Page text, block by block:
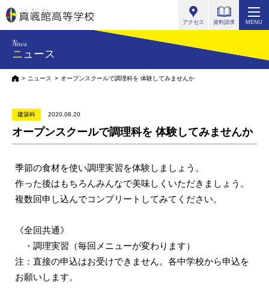
アクセス 資料請求 MENU
News
ニュース
HOMEニュース オープンスクールで調理科を 体験してみませんか
建築科 2020.08.20
オープンスクールで調理科を 体験してみませんか
季節の食材を使い調理実習を体験しましょう。
作った後はもちろんみんなで美味しくいただきましょう。
複数回申し込んでコンプリートしてみてください。
《全回共通》
・調理実習（毎回メニューが変わります）
注：直接の申込はお受けできません。各中学校から申込を
お願いします。